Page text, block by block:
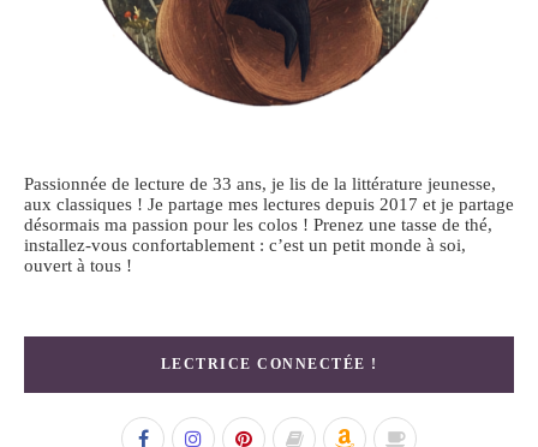
Passionnée de lecture de 33 ans, je lis de la littérature jeunesse,
aux classiques ! Je partage mes lectures depuis 2017 et je partage
désormais ma passion pour les colos ! Prenez une tasse de thé,
installez-vous confortablement : c’est un petit monde à soi,
ouvert à tous !
LECTRICE CONNECTÉE !